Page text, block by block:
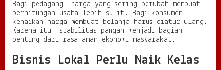
Bagi pedagang, harga yang sering berubah membuat
perhitungan usaha lebih sulit. Bagi konsumen,
kenaikan harga membuat belanja harus diatur ulang.
Karena itu, stabilitas pangan menjadi bagian
penting dari rasa aman ekonomi masyarakat.
Bisnis Lokal Perlu Naik Kelas